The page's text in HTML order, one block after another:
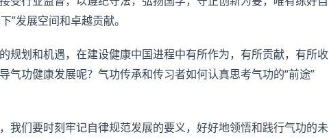
”发展空间和卓越贡献。
规划和机遇，在建设健康中国进程中有所作为，有所贡献，有所收
气功健康发展呢？气功传承和传习者如何认真思考气功的“前途”
我们要时刻牢记自律规范发展的要义，好好地领悟和践行气功的未